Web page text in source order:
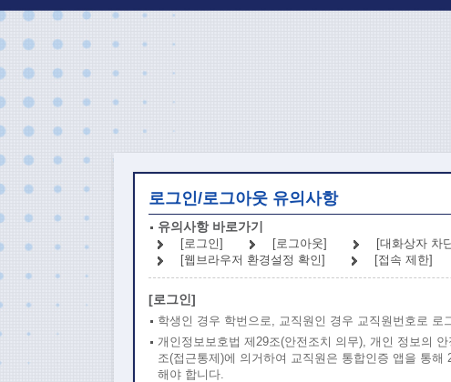
로그인/로그아웃 유의사항
유의사항 바로가기
[로그인] [로그아웃]
[대화상자 차
[웹브라우저 환경설정 확인]
[접속 제한]
[로그인]
학생인 경우 학번으로, 교직원인 경우 교직원번호로 로
개인정보보호법 제29조(안전조치 의무), 개인 정보의
조(접근통제)에 의거하여 교직원은 통합인증 앱을 통해
해야 합니다.